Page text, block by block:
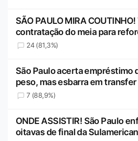
SÃO PAULO MIRA
contratação do meia para
24 (81,3%)
São Paulo acerta empréstimo
peso, mas esbarra em transfer
7 (88,9%)
ONDE ASSISTIR! São Paulo
oitavas de final da